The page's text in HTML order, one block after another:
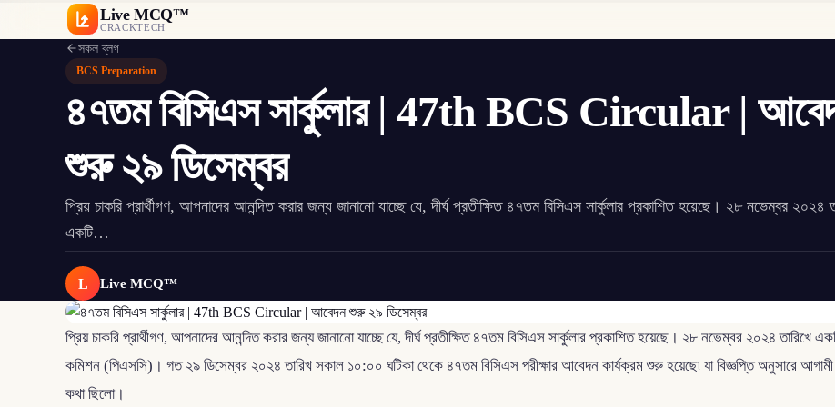
Live MCQ™
CRACKTECH
সকল ব্লগ
BCS Preparation
৪৭তম বিসিএস সার্কুলার | 47th BCS Circular |
শুরু ২৯ ডিসেম্বর
প্রিয় চাকরি প্রার্থীগণ, আপনাদের আনন্দিত করার জন্য জানানো যাচ্ছে যে, দীর্ঘ প্রতীক্ষিত ৪৭তম বিসিএস সার্কুলার প্রকাশিত হয়েছে। ২৮ নভেম্বর ২০২৪
একটি…
L Live MCQ™
প্রিয় চাকরি প্রার্থীগণ, আপনাদের আনন্দিত করার জন্য জানানো যাচ্ছে যে, দীর্ঘ প্রতীক্ষিত ৪৭তম বিসিএস সার্কুলার প্রকাশিত হয়েছে। ২৮ নভেম্বর ২০২৪ তারিখে
কমিশন (পিএসসি)। গত ২৯ ডিসেম্বর ২০২৪ তারিখ সকাল ১০:০০ ঘটিকা থেকে ৪৭তম বিসিএস পরীক্ষার আবেদন কার্যক্রম শুরু হয়েছে৷ যা বিজ্ঞপ্তি অনুসারে আগামী
কথা ছিলো।